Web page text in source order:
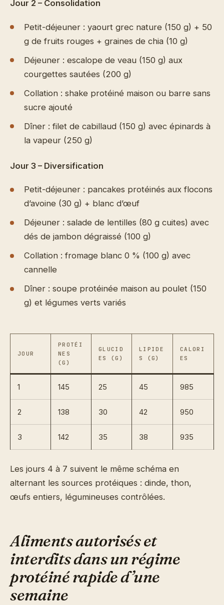
Jour 2 – Consolidation
Petit-déjeuner : yaourt grec nature (150 g) + 50
g de fruits rouges + graines de chia (10 g)
Déjeuner : escalope de veau (150 g) aux
courgettes sautées (200 g)
Collation : shake protéiné maison ou barre sans
sucre ajouté
Dîner : filet de cabillaud (150 g) avec épinards à
la vapeur (250 g)
Jour 3 – Diversification
Petit-déjeuner : pancakes protéinés aux flocons
d’avoine (30 g) + blanc d’œuf
Déjeuner : salade de lentilles (80 g cuites) avec
dés de jambon dégraissé (100 g)
Collation : fromage blanc 0 % (100 g) avec
cannelle
Dîner : soupe protéinée maison au poulet (150
g) et légumes verts variés
JOUR
PROTÉI
NES
(G)
GLUCID
ES (G)
LIPIDE
S (G)
CALORI
ES
1 145 25 45 985
2 138 30 42 950
3 142 35 38 935
Les jours 4 à 7 suivent le même schéma en
alternant les sources protéiques : dinde, thon,
œufs entiers, légumineuses contrôlées.
Aliments autorisés et
interdits dans un régime
protéiné rapide d’une
semaine